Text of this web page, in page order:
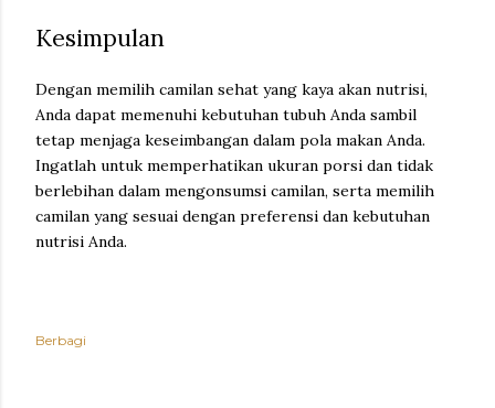
Kesimpulan
Dengan memilih camilan sehat yang kaya akan nutrisi,
Anda dapat memenuhi kebutuhan tubuh Anda sambil
tetap menjaga keseimbangan dalam pola makan Anda.
Ingatlah untuk memperhatikan ukuran porsi dan tidak
berlebihan dalam mengonsumsi camilan, serta memilih
camilan yang sesuai dengan preferensi dan kebutuhan
nutrisi Anda.
Berbagi